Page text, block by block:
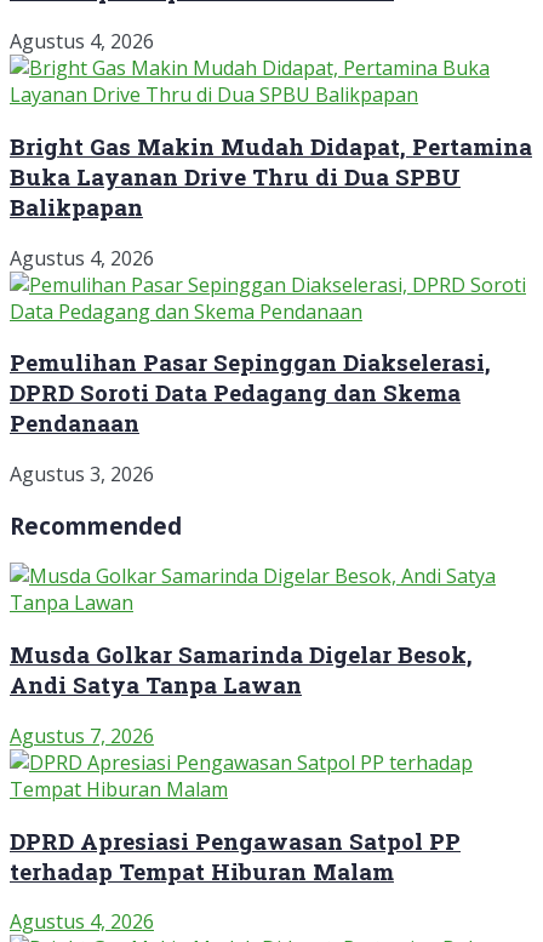
Agustus 4, 2026
Bright Gas Makin Mudah Didapat, Pertamina
Buka Layanan Drive Thru di Dua SPBU
Balikpapan
Agustus 4, 2026
Pemulihan Pasar Sepinggan Diakselerasi,
DPRD Soroti Data Pedagang dan Skema
Pendanaan
Agustus 3, 2026
Recommended
Musda Golkar Samarinda Digelar Besok,
Andi Satya Tanpa Lawan
Agustus 7, 2026
DPRD Apresiasi Pengawasan Satpol PP
terhadap Tempat Hiburan Malam
Agustus 4, 2026